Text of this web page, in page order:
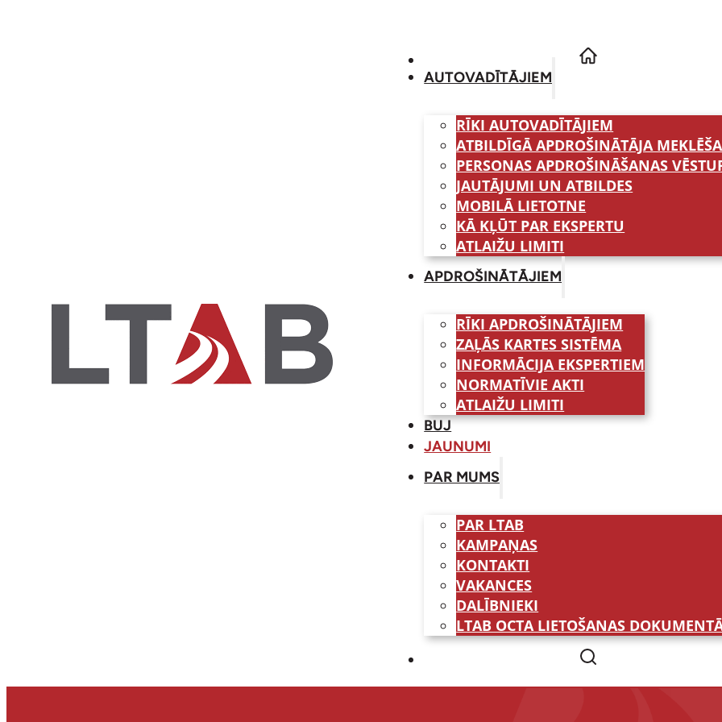
AUTOVADĪTĀJIEM
RĪKI AUTOVADĪTĀJIEM
ATBILDĪGĀ APDROŠINĀTĀJA
PERSONAS APDROŠINĀŠANAS
JAUTĀJUMI UN ATBILDES
MOBILĀ LIETOTNE
KĀ KĻŪT PAR EKSPERTU
ATLAIŽU LIMITI
APDROŠINĀTĀJIEM
RĪKI APDROŠINĀTĀJIEM
ZAĻĀS KARTES SISTĒMA
INFORMĀCIJA EKSPERTIEM
NORMATĪVIE AKTI
ATLAIŽU LIMITI
BUJ
JAUNUMI
PAR MUMS
PAR LTAB
KAMPAŅAS
KONTAKTI
VAKANCES
DALĪBNIEKI
LTAB OCTA LIETOŠANAS